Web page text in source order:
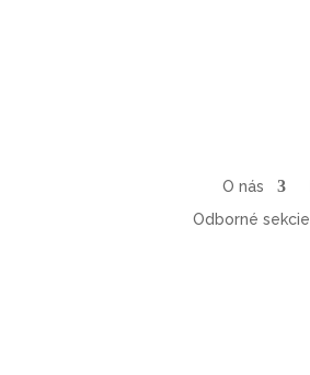
O nás
Odborné sekcie